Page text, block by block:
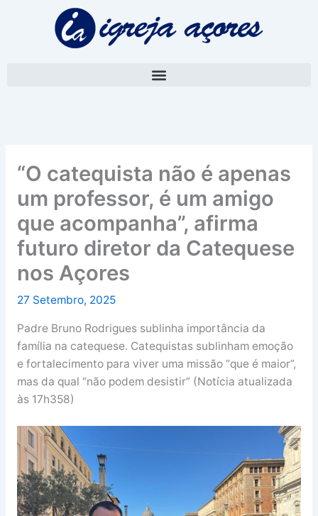
“O catequista não é apenas
um professor, é um amigo
que acompanha”, afirma
futuro diretor da Catequese
nos Açores
27 Setembro, 2025
Padre Bruno Rodrigues sublinha importância da
família na catequese. Catequistas sublinham emoção
e fortalecimento para viver uma missão “que é maior”,
mas da qual “não podem desistir” (Notícia atualizada
às 17h358)